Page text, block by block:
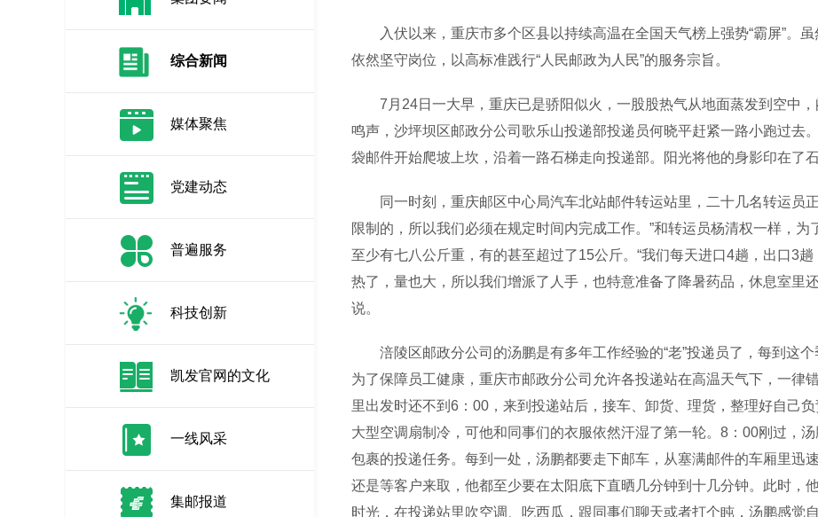
综合新闻
媒体聚焦
党建动态
普遍服务
科技创新
凯发官网的文化
一线风采
集邮报道
入伏以来，重庆市多个区县以持续高温在全国天气榜上强势“霸屏”。虽
依然坚守岗位，以高标准践行“人民邮政为人民”的服务宗旨。
7月24日一大早，重庆已是骄阳似火，一股股热气从地面蒸发到空中，
鸣声，沙坪坝区邮政分公司歌乐山投递部投递员何晓平赶紧一路小跑过去
袋邮件开始爬坡上坎，沿着一路石梯走向投递部。阳光将他的身影印在了
同一时刻，重庆邮区中心局汽车北站邮件转运站里，二十几名转运员正
限制的，所以我们必须在规定时间内完成工作。”和转运员杨清权一样，
至少有七八公斤重，有的甚至超过了15公斤。“我们每天进口4趟，出口3
热了，量也大，所以我们增派了人手，也特意准备了降暑药品，休息室里
说。
涪陵区邮政分公司的汤鹏是有多年工作经验的“老”投递员了，每到这个
为了保障员工健康，重庆市邮政分公司允许各投递站在高温天气下，一律
里出发时还不到6：00，来到投递站后，接车、卸货、理货，整理好自己
大型空调扇制冷，可他和同事们的衣服依然汗湿了第一轮。8：00刚过，
包裹的投递任务。每到一处，汤鹏都要走下邮车，从塞满邮件的车厢里迅
还是等客户来取，他都至少要在太阳底下直晒几分钟到十几分钟。此时，
时光，在投递站里吹空调、吃西瓜，跟同事们聊天或者打个盹，汤鹏感觉